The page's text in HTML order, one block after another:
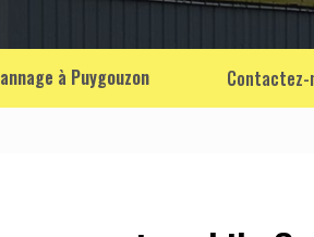
à Puygouzon Contactez-